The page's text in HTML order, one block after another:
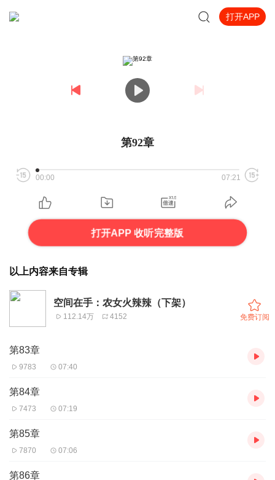
打开APP
第92章
00:00 07:21
打开APP 收听完整版
以上内容来自专辑
空间在手：农女火辣辣（下架）
112.14万 4152 免费订阅
第83章
9783 07:40
第84章
7473 07:19
第85章
7870 07:06
第86章